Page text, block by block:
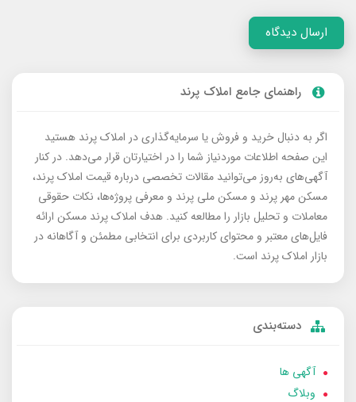
ارسال دیدگاه
راهنمای جامع املاک پرند
اگر به دنبال خرید و فروش یا سرمایه‌گذاری در املاک پرند هستید
این صفحه اطلاعات موردنیاز شما را در اختیارتان قرار می‌دهد. در کنار
آگهی‌های به‌روز می‌توانید مقالات تخصصی درباره قیمت املاک پرند،
مسکن مهر پرند و مسکن ملی پرند و معرفی پروژه‌ها، نکات حقوقی
معاملات و تحلیل بازار را مطالعه کنید. هدف املاک پرند مسکن ارائه
فایل‌های معتبر و محتوای کاربردی برای انتخابی مطمئن و آگاهانه در
بازار املاک پرند است.
دسته‌بندی
آگهی ها
وبلاگ